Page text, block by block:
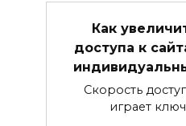
Как
доступа к
Скорость
играет